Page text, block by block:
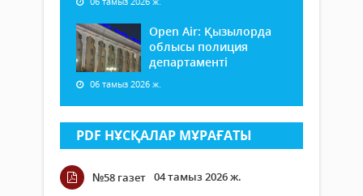
Open Air: Қызылорда
облысы полиция
департаменті
06 тамыз 2026 ж.
PDF НҰСҚАЛАР МҰРАҒАТЫ
№58 газет 04 тамыз 2026 ж.